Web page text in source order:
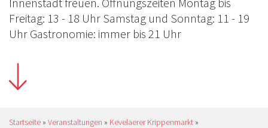
Freitag: 13 - 18 Uhr Samstag und Sonntag: 11 - 19
Uhr Gastronomie: immer bis 21 Uhr
Startseite » Veranstaltungen » Kevelaerer Krippenmarkt »